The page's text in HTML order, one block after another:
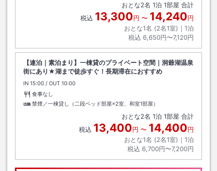
おとな2名 1泊 1部屋 合計
税込 13,300円 〜 14,240円
おとな1名 (2名1室)｜ 1泊
税込 6,650円〜7,120円
【連泊｜素泊まり】一棟貸のプライベート空間｜洞爺湖温泉
街にあり★湖まで徒歩すぐ！長期滞在におすすめ
IN チェックイン
15:00 / OUT チェックアウト
10:00
食事なし
禁煙／一棟貸し（二段ベッド部屋×2室、和室1部屋）
おとな2名 1泊 1部屋 合計
税込 13,400円 〜 14,400円
おとな1名 (2名1室)｜ 1泊
税込 6,700円〜7,200円